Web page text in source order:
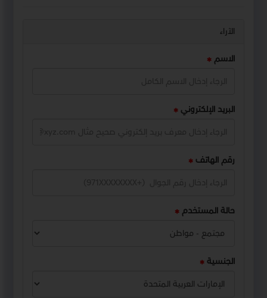
الآراء
الاسم
البريد الإلكتروني
رقم الهاتف
حالة المستخدم
الجنسية